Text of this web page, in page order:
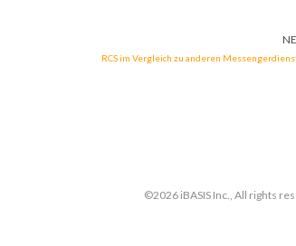
RCS im Vergleich zu anderen
©2026 iBASIS Inc., All rights